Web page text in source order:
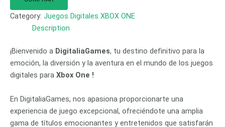
Category: Juegos Digitales XBOX ONE
Description
¡Bienvenido a DigitaliaGames, tu destino definitivo para la
emoción, la diversión y la aventura en el mundo de los juegos
digitales para Xbox One !
En DigitaliaGames, nos apasiona proporcionarte una
experiencia de juego excepcional, ofreciéndote una amplia
gama de títulos emocionantes y entretenidos que satisfarán